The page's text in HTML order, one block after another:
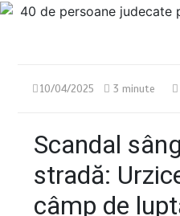
10/04/2025 3 minute
Scandal
stradă:
câmp de